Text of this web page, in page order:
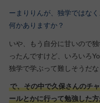
ーまりりんが、独学ではな
何かありますか？
いや、もう自分に甘いので
ったんですけど、いろいろ
独学で学ぶって難しそうだな
で、その中で久保さんのチ
ールとかに行って勉強した